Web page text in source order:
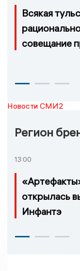
Всякая
совещание
Новости СМИ2
Регион
13:00
открылась
Инфантэ